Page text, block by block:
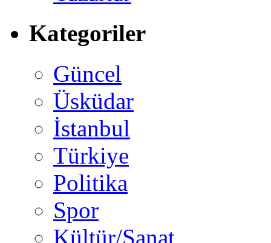
Kategoriler
Güncel
Üsküdar
İstanbul
Türkiye
Politika
Spor
Kültür/Sanat